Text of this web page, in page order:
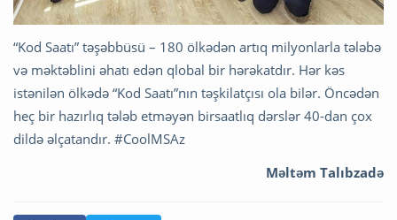
“Kod Saatı” təşəbbüsü – 180 ölkədən artıq milyonlarla tələbə
və məktəblini əhatı edən qlobal bir hərəkatdır. Hər kəs
istənilən ölkədə “Kod Saatı”nın təşkilatçısı ola bilər. Öncədən
heç bir hazırlıq tələb etməyən birsaatlıq dərslər 40-dan çox
dildə əlçatandır. #CoolMSAz
Məltəm Talıbzadə